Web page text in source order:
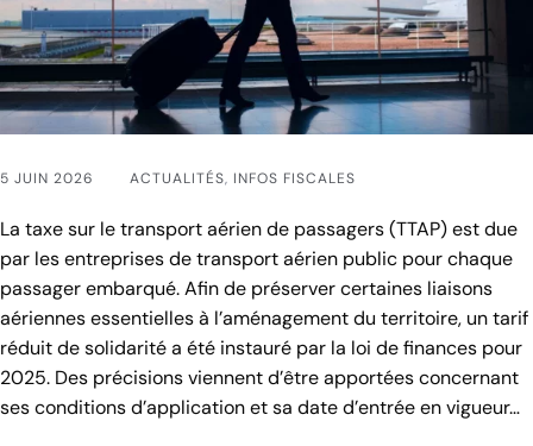
5 JUIN 2026 ACTUALITÉS, INFOS FISCALES
La taxe sur le transport aérien de passagers (TTAP) est due
par les entreprises de transport aérien public pour chaque
passager embarqué. Afin de préserver certaines liaisons
aériennes essentielles à l’aménagement du territoire, un tarif
réduit de solidarité a été instauré par la loi de finances pour
2025. Des précisions viennent d’être apportées concernant
ses conditions d’application et sa date d’entrée en vigueur…